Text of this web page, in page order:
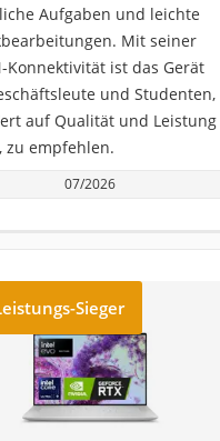
Aufgaben und leichte
Mit seiner
Konnektivität ist das Gerät
und Studenten,
auf Qualität und Leistung
zu empfehlen.
07/2026
Sieger